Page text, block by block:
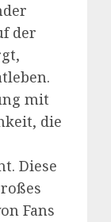
der
mit
die
Diese
Fans